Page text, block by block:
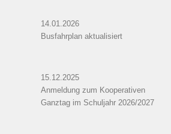
14.01.2026
Busfahrplan aktualisiert
15.12.2025
Anmeldung zum Kooperativen
Ganztag im Schuljahr 2026/2027